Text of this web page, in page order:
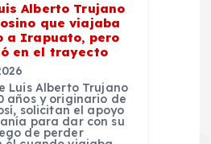
Alberto Trujano
que viajaba
a Irapuato, pero
en el trayecto
Luis Alberto Trujano
años y originario de
solicitan el apoyo
para dar con su
de perder